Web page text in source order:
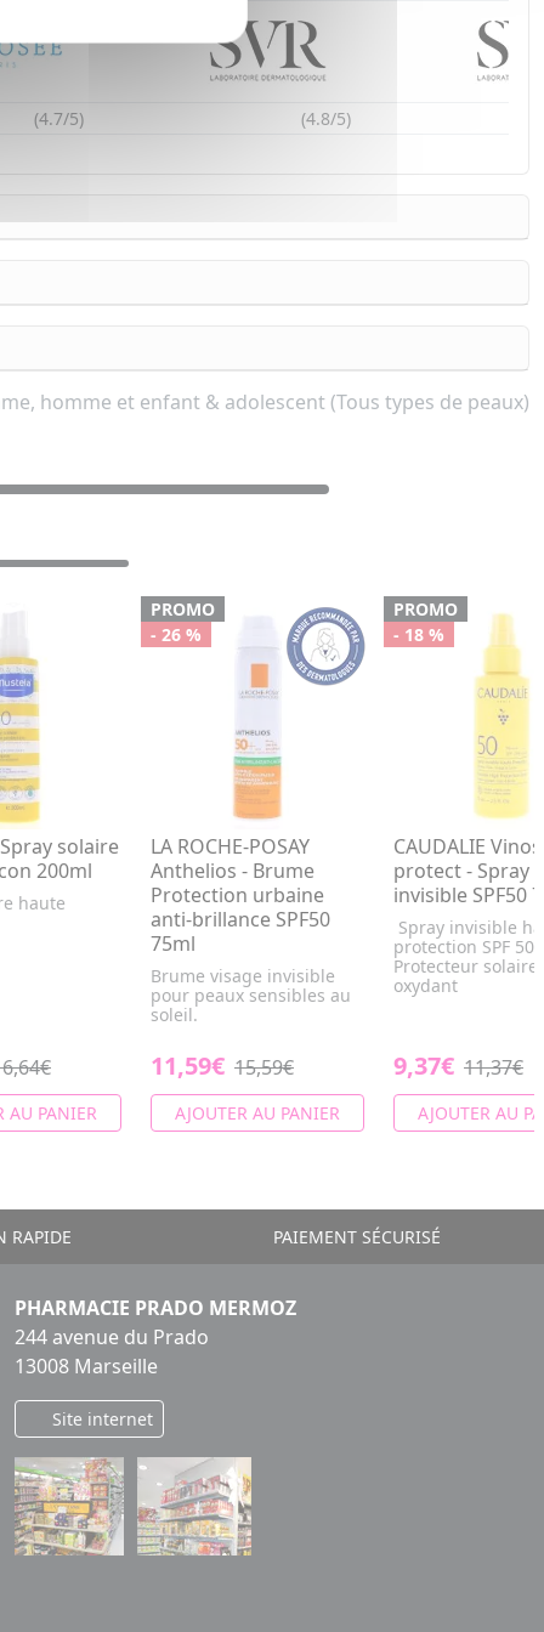
(4.7/5) (4.8/5)
homme et enfant & adolescent (Tous types de peaux)
solaire
200ml
haute
AU PANIER
PROMO
- 26 %
LA ROCHE-POSAY
Anthelios - Brume
Protection urbaine
anti-brillance SPF50
75ml
Brume visage invisible
pour peaux sensibles au
soleil.
11,59€ 15,59€
AJOUTER AU PANIER
PROMO
- 18 %
CAUDALIE
protect - Spray
invisible SPF50
Spray invisible
protection SPF 50.
Protecteur solaire
oxydant
9,37€ 11,37€
AJOUTER AU
RAPIDE PAIEMENT SÉCURISÉ
PHARMACIE PRADO MERMOZ
244 avenue du Prado
13008 Marseille
Site internet